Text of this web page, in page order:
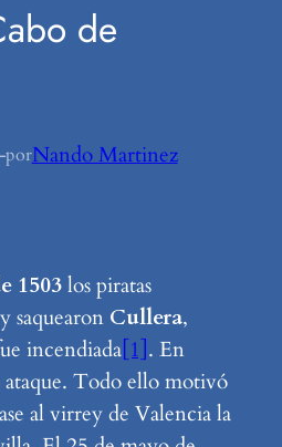
de
porNando Martinez
1503los piratas
saquearon Cullera,
incendiada[1] . En
Todo ello motivó
al virrey de Valencia la